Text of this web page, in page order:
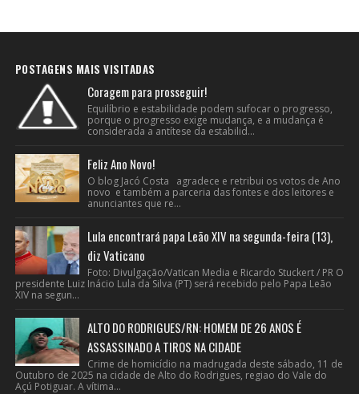
POSTAGENS MAIS VISITADAS
Coragem para prosseguir!
Equilíbrio e estabilidade podem sufocar o progresso,
porque o progresso exige mudança, e a mudança é
considerada a antítese da estabilid...
Feliz Ano Novo!
O blog Jacó Costa agradece e retribui os votos de Ano
novo e também a parceria das fontes e dos leitores e
anunciantes que re...
Lula encontrará papa Leão XIV na segunda-feira (13),
diz Vaticano
Foto: Divulgação/Vatican Media e Ricardo Stuckert / PR O
presidente Luiz Inácio Lula da Silva (PT) será recebido pelo Papa Leão
XIV na segun...
ALTO DO RODRIGUES/RN: HOMEM DE 26 ANOS É
ASSASSINADO A TIROS NA CIDADE
Crime de homicídio na madrugada deste sábado, 11 de
Outubro de 2025 na cidade de Alto do Rodrigues, regiao do Vale do
Açú Potiguar. A vítima...